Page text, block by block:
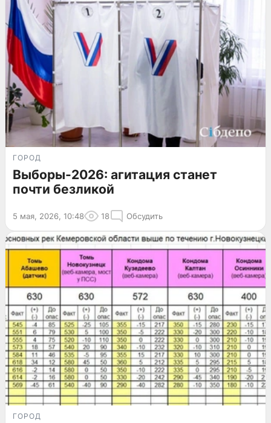
ГОРОД
Выборы-2026: агитация станет
почти безликой
5 мая, 2026, 10:48 18 Обсудить
ГОРОД